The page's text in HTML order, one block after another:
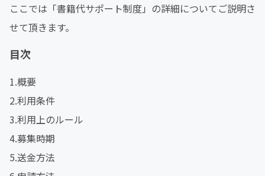
ここでは「書籍代サポート制度」の詳細についてご説明さ
せて頂きます。
目次
1.概要
2.利用条件
3.利用上のルール
4.募集時期
5.送金方法